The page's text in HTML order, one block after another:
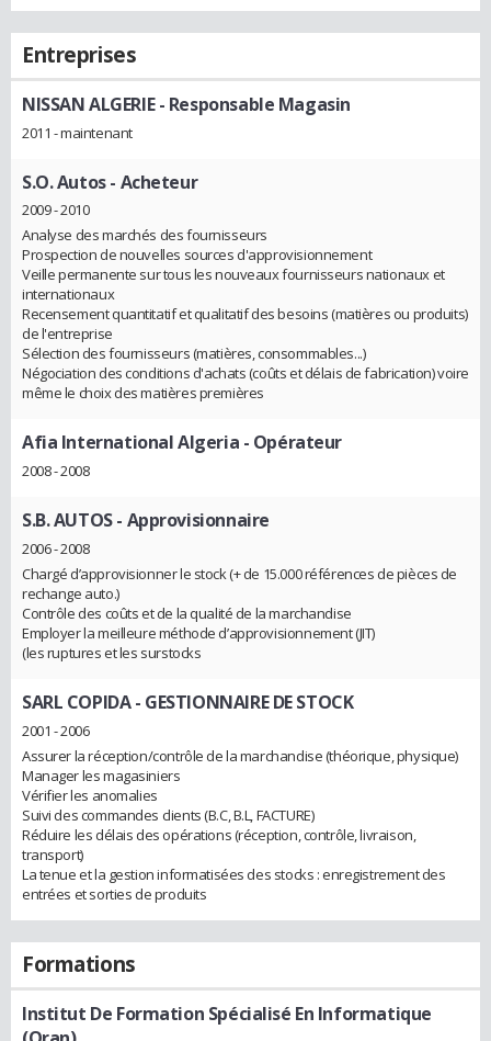
Entreprises
NISSAN ALGERIE- Responsable Magasin
2011 - maintenant
S.O. Autos- Acheteur
2009 - 2010
Analyse des marchés des fournisseurs
Prospection de nouvelles sources d'approvisionnement
Veille permanente sur tous les nouveaux fournisseurs nationaux et
internationaux
Recensement quantitatif et qualitatif des besoins (matières ou produits)
de l'entreprise
Sélection des fournisseurs (matières, consommables...)
Négociation des conditions d'achats (coûts et délais de fabrication) voire
même le choix des matières premières
Afia International Algeria - Opérateur
2008 - 2008
S.B. AUTOS- Approvisionnaire
2006 - 2008
Chargé d’approvisionner le stock (+ de 15.000 références de pièces de
rechange auto.)
Contrôle des coûts et de la qualité de la marchandise
Employer la meilleure méthode d’approvisionnement (JIT)
(les ruptures et les surstocks
SARL COPIDA- GESTIONNAIRE DE STOCK
2001 - 2006
Assurer la réception/contrôle de la marchandise (théorique, physique)
Manager les magasiniers
Vérifier les anomalies
Suivi des commandes clients (B.C, B.L, FACTURE)
Réduire les délais des opérations (réception, contrôle, livraison,
transport)
La tenue et la gestion informatisées des stocks : enregistrement des
entrées et sorties de produits
Formations
Institut De Formation Spécialisé En Informatique